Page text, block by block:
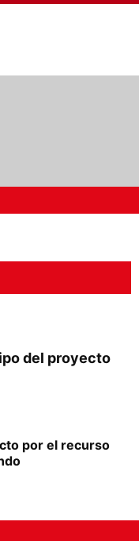
del proyecto
por el recurso